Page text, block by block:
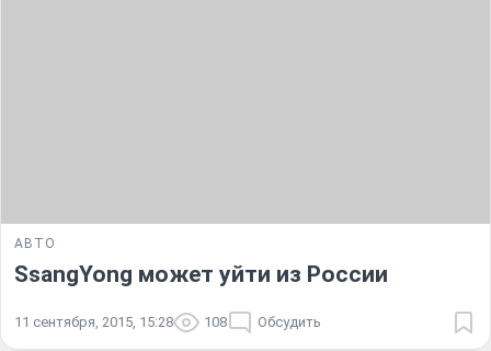
АВТО
SsangYong может уйти из России
11 сентября, 2015, 15:28 108 Обсудить